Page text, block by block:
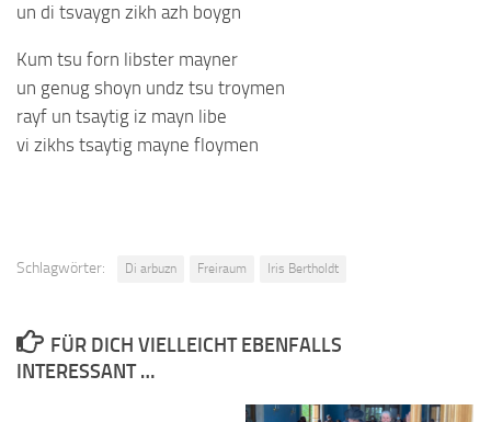
un di tsvaygn zikh azh boygn
Kum tsu forn libster mayner
un genug shoyn undz tsu troymen
rayf un tsaytig iz mayn libe
vi zikhs tsaytig mayne floymen
Schlagwörter: Di arbuzn Freiraum Iris Bertholdt
FÜR DICH VIELLEICHT EBENFALLS
INTERESSANT …